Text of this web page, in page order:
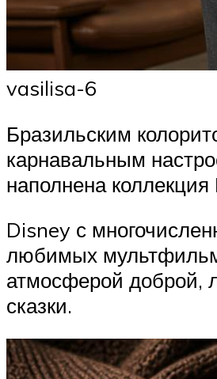
vasilisa-6
Бразильским
карнавальным
наполнена
Disney с
любимых
атмосферой доброй,
сказки.